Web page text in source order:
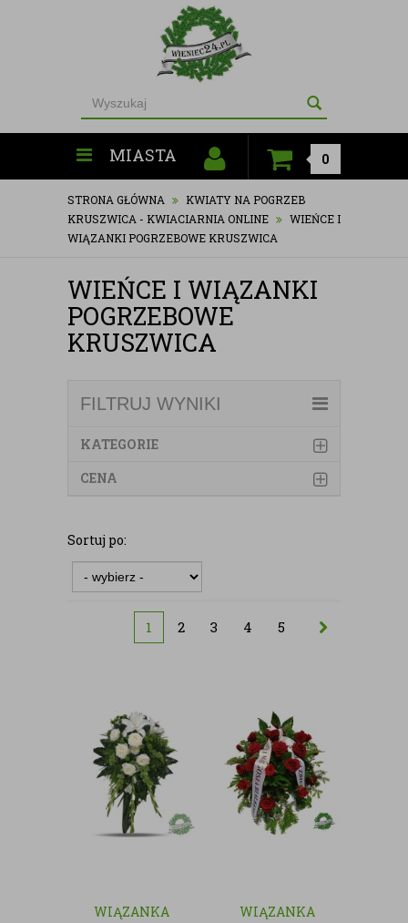
MIASTA 0
STRONA GŁÓWNA
KWIATY NA POGRZEB
KRUSZWICA - KWIACIARNIA ONLINE
WIEŃCE I
WIĄZANKI POGRZEBOWE KRUSZWICA
WIEŃCE I WIĄZANKI
POGRZEBOWE
KRUSZWICA
FILTRUJ WYNIKI
KATEGORIE
CENA
Sortuj po:
1 2 3 4 5
WIĄZANKA
WIĄZANKA